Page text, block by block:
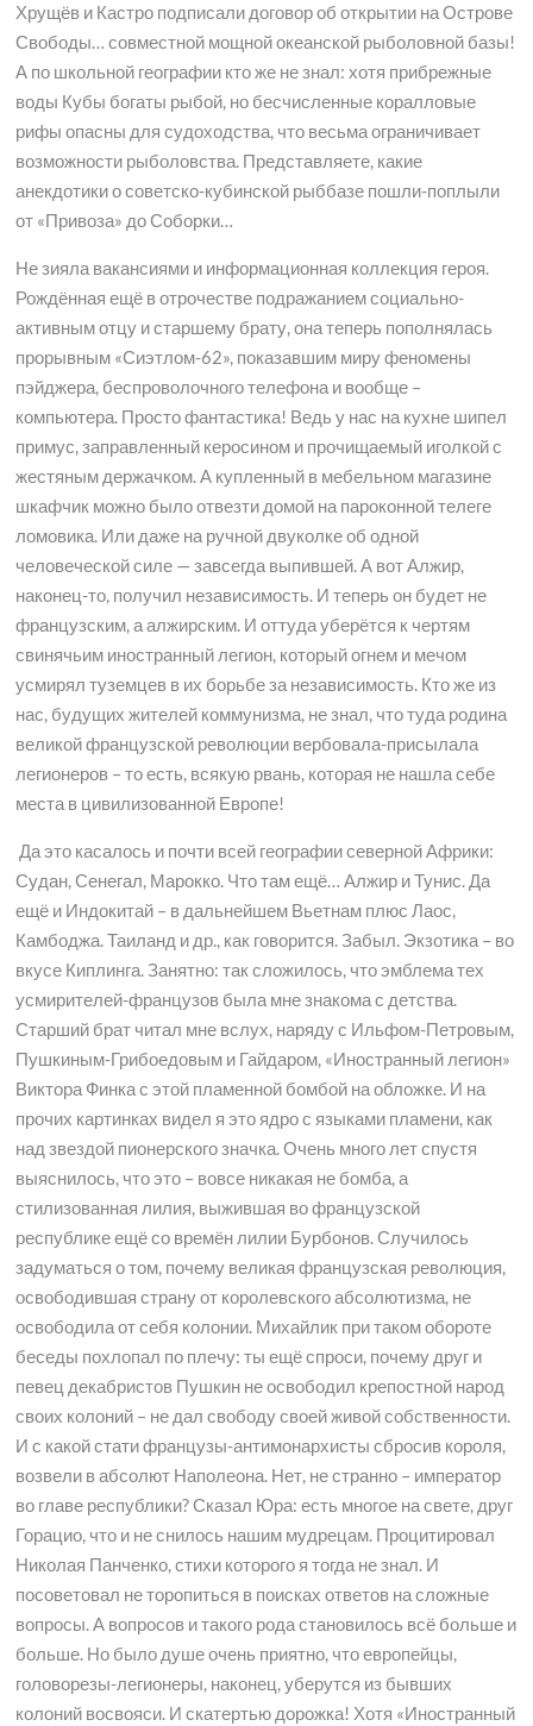
Хрущёв и Кастро подписали договор об открытии на Острове
Свободы… совместной мощной океанской рыболовной базы!
А по школьной географии кто же не знал: хотя прибрежные
воды Кубы богаты рыбой, но бесчисленные коралловые
рифы опасны для судоходства, что весьма ограничивает
возможности рыболовства. Представляете, какие
анекдотики о советско-кубинской рыббазе пошли-поплыли
от «Привоза» до Соборки…
Не зияла вакансиями и информационная коллекция героя.
Рождённая ещё в отрочестве подражанием социально-
активным отцу и старшему брату, она теперь пополнялась
прорывным «Сиэтлом-62», показавшим миру феномены
пэйджера, беспроволочного телефона и вообще –
компьютера. Просто фантастика! Ведь у нас на кухне шипел
примус, заправленный керосином и прочищаемый иголкой с
жестяным держачком. А купленный в мебельном магазине
шкафчик можно было отвезти домой на пароконной телеге
ломовика. Или даже на ручной двуколке об одной
человеческой силе — завсегда выпившей. А вот Алжир,
наконец-то, получил независимость. И теперь он будет не
французским, а алжирским. И оттуда уберётся к чертям
свинячьим иностранный легион, который огнем и мечом
усмирял туземцев в их борьбе за независимость. Кто же из
нас, будущих жителей коммунизма, не знал, что туда родина
великой французской революции вербовала-присылала
легионеров – то есть, всякую рвань, которая не нашла себе
места в цивилизованной Европе!
Да это касалось и почти всей географии северной Африки:
Судан, Сенегал, Марокко. Что там ещё… Алжир и Тунис. Да
ещё и Индокитай – в дальнейшем Вьетнам плюс Лаос,
Камбоджа. Таиланд и др., как говорится. Забыл. Экзотика – во
вкусе Киплинга. Занятно: так сложилось, что эмблема тех
усмирителей-французов была мне знакома с детства.
Старший брат читал мне вслух, наряду с Ильфом-Петровым,
Пушкиным-Грибоедовым и Гайдаром, «Иностранный легион»
Виктора Финка с этой пламенной бомбой на обложке. И на
прочих картинках видел я это ядро с языками пламени, как
над звездой пионерского значка. Очень много лет спустя
выяснилось, что это – вовсе никакая не бомба, а
стилизованная лилия, выжившая во французской
республике ещё со времён лилии Бурбонов. Случилось
задуматься о том, почему великая французская революция,
освободившая страну от королевского абсолютизма, не
освободила от себя колонии. Михайлик при таком обороте
беседы похлопал по плечу: ты ещё спроси, почему друг и
певец декабристов Пушкин не освободил крепостной народ
своих колоний – не дал свободу своей живой собственности.
И с какой стати французы-антимонархисты сбросив короля,
возвели в абсолют Наполеона. Нет, не странно – император
во главе республики? Сказал Юра: есть многое на свете, друг
Горацио, что и не снилось нашим мудрецам. Процитировал
Николая Панченко, стихи которого я тогда не знал. И
посоветовал не торопиться в поисках ответов на сложные
вопросы. А вопросов и такого рода становилось всё больше и
больше. Но было душе очень приятно, что европейцы,
головорезы-легионеры, наконец, уберутся из бывших
колоний восвояси. И скатертью дорожка! Хотя «Иностранный